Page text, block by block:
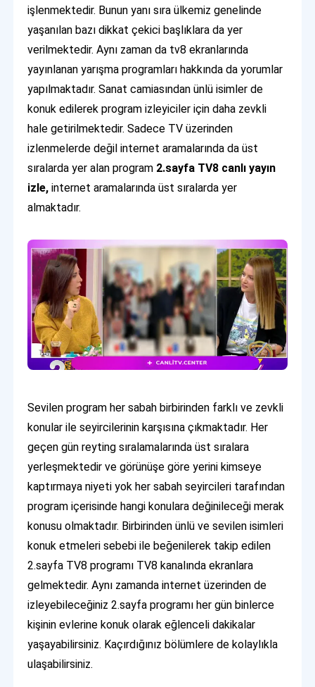
işlenmektedir. Bunun yanı sıra ülkemiz genelinde
yaşanılan bazı dikkat çekici başlıklara da yer
verilmektedir. Aynı zaman da tv8 ekranlarında
yayınlanan yarışma programları hakkında da yorumlar
yapılmaktadır. Sanat camiasından ünlü isimler de
konuk edilerek program izleyiciler için daha zevkli
hale getirilmektedir. Sadece TV üzerinden
izlenmelerde değil internet aramalarında da üst
sıralarda yer alan program 2.sayfa TV8 canlı yayın
izle, internet aramalarında üst sıralarda yer
almaktadır.
Sevilen program her sabah birbirinden farklı ve zevkli
konular ile seyircilerinin karşısına çıkmaktadır. Her
geçen gün reyting sıralamalarında üst sıralara
yerleşmektedir ve görünüşe göre yerini kimseye
kaptırmaya niyeti yok her sabah seyircileri tarafından
program içerisinde hangi konulara değinileceği merak
konusu olmaktadır. Birbirinden ünlü ve sevilen isimleri
konuk etmeleri sebebi ile beğenilerek takip edilen
2.sayfa TV8 programı TV8 kanalında ekranlara
gelmektedir. Aynı zamanda internet üzerinden de
izleyebileceğiniz 2.sayfa programı her gün binlerce
kişinin evlerine konuk olarak eğlenceli dakikalar
yaşayabilirsiniz. Kaçırdığınız bölümlere de kolaylıkla
ulaşabilirsiniz.